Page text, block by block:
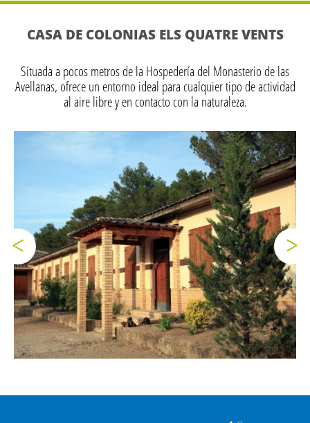
CASA DE COLONIAS ELS QUATRE VENTS
Situada a pocos metros de la Hospedería del Monasterio de las
Avellanas, ofrece un entorno ideal para cualquier tipo de actividad
al aire libre y en contacto con la naturaleza.